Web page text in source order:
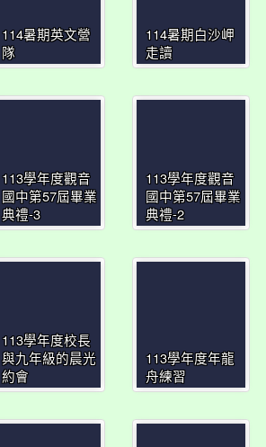
114暑期英文營
隊
114暑期白沙岬
走讀
113學年度觀音
國中第57屆畢業
典禮-3
113學年度觀音
國中第57屆畢業
典禮-2
113學年度校長
與九年級的晨光
約會
113學年度年龍
舟練習